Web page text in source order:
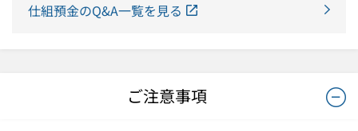
仕組預金のQ&A一覧を見る
ご注意事項